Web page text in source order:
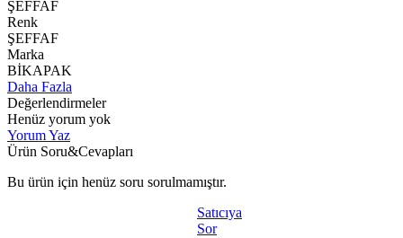
ŞEFFAF
Renk
ŞEFFAF
Marka
BİKAPAK
Daha Fazla
Değerlendirmeler
Henüz yorum yok
Yorum Yaz
Ürün Soru&Cevapları
Bu ürün için henüz soru sorulmamıştır.
Satıcıya
Sor